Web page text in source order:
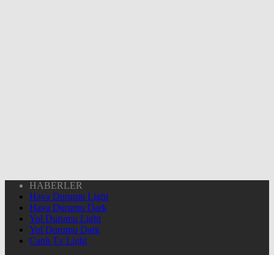
HABERLER
Hava Durumu Light
Hava Durumu Dark
Yol Durumu Light
Yol Durumu Dark
Canlı Tv Light